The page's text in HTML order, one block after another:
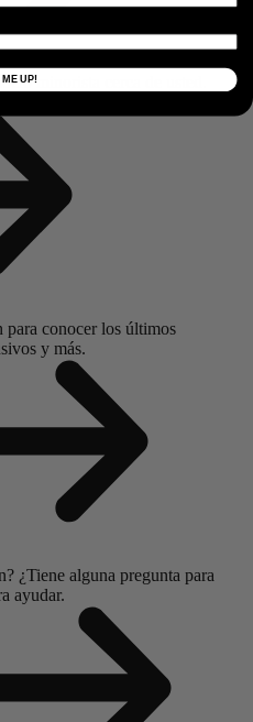
minorista cerca de usted.
para conocer los últimos
y más.
¿Tiene alguna pregunta para
ayudar.
ME UP!